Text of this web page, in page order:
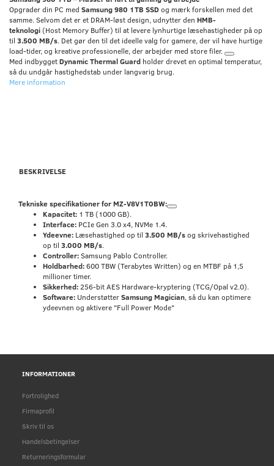
Opgrader din PC med Samsung 980 1TB SSDog mærk forskellen med det
samme. Selvom det er et DRAM-løst design, udnytter den HMB-
teknologi (Host Memory Buffer) til at levere lynhurtige læsehastigheder på op
til 3.500 MB/s. Det gør den til det ideelle valg for gamere, der vil have hurtige
load-tider, og kreative professionelle, der arbejder med store filer.
Med indbyggetDynamic Thermal Guard holder drevet en optimal temperatur,
så du undgår hastighedstab under langvarig brug.
Mere information
BESKRIVELSE
Tekniske specifikationer for MZ-V8V1T0BW:
Kapacitet: 1 TB (1000 GB).
Interface: PCIe Gen 3.0 x4, NVMe 1.4.
Ydeevne: Læsehastighed op til 3.500 MB/sog skrivehastighed
op til 3.000 MB/s.
Controller:Samsung Pablo Controller.
Holdbarhed:600 TBW (Terabytes Written) og en MTBF på 1,5
millioner timer.
Sikkerhed: 256-bit AES Hardware-kryptering (TCG/Opal v2.0).
Software: UnderstøtterSamsung Magician, så du kan optimere
ydeevnen og aktivere "Full Power Mode"
INFORMATIONER
Fortrolighed
Firmaprofil
Skriv til os
Handelsbetingelser
Returneringsformular